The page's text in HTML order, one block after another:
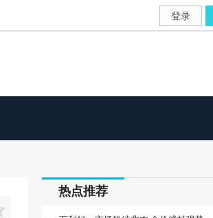
登录
热点推荐